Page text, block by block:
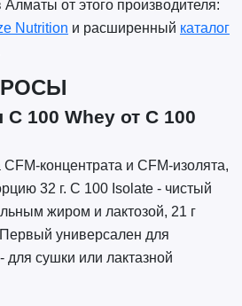
от этого производителя:
Nutrition и расширенный каталог
100 Whey от C 100
концентрата и CFM-изолята,
32 г. C 100 Isolate - чистый
жиром и лактозой, 21 г
универсален для
для сушки или лактазной